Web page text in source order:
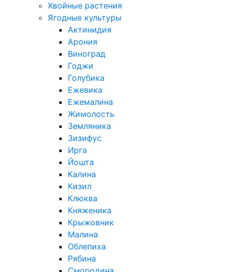
Хвойные растения
Ягодные культуры
Актинидия
Арония
Виноград
Годжи
Голубика
Ежевика
Ежемалина
Жимолость
Земляника
Зизифус
Ирга
Йошта
Калина
Кизил
Клюква
Княженика
Крыжовник
Малина
Облепиха
Рябина